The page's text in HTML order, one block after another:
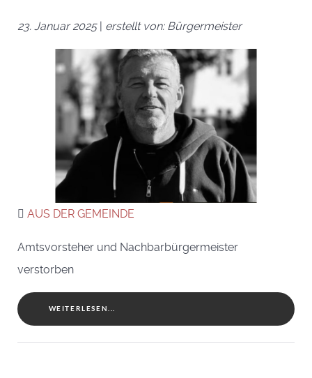
23. Januar 2025 | erstellt von: Bürgermeister
AUS DER GEMEINDE
Amtsvorsteher und Nachbarbürgermeister
verstorben
WEITERLESEN...